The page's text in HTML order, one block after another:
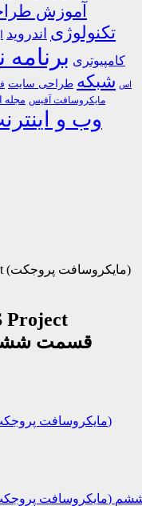
آموزش
تکنولوژی اندروید
کامپیوتری
اس شبکه طراحی سایت
مایکروسافت آفیس مجله
وب و
(مایکروسافت پروجکت)